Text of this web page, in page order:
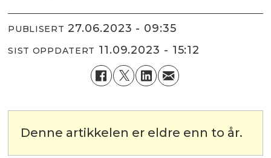
PUBLISERT 27.06.2023 - 09:35
SIST OPPDATERT 11.09.2023 - 15:12
Denne artikkelen er eldre enn to år.